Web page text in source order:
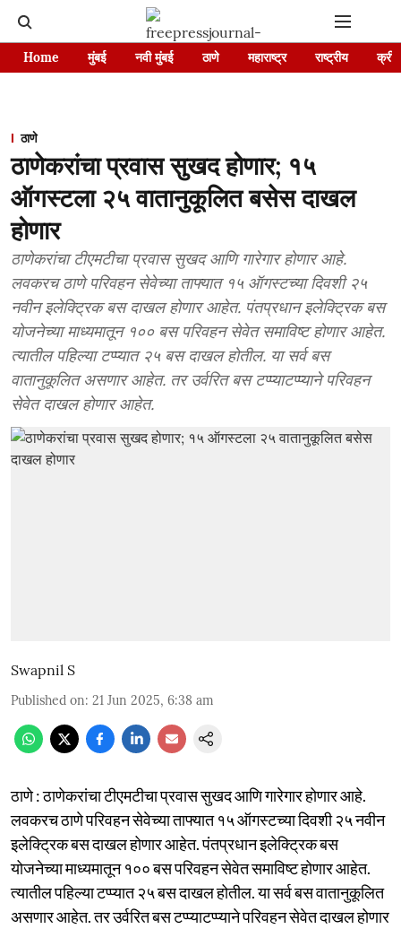
Home मुंबई नवी मुंबई ठाणे महाराष्ट्र राष्ट्रीय
ठाणे
ठाणेकरांचा प्रवास सुखद होणार; १५
ऑगस्टला २५ वातानुकूलित बसेस दाखल
होणार
ठाणेकरांचा टीएमटीचा प्रवास सुखद आणि गारेगार होणार आहे.
लवकरच ठाणे परिवहन सेवेच्या ताफ्यात १५ ऑगस्टच्या दिवशी २५
नवीन इलेक्ट्रिक बस दाखल होणार आहेत. पंतप्रधान इलेक्ट्रिक बस
योजनेच्या माध्यमातून १०० बस परिवहन सेवेत समाविष्ट होणार आहेत.
त्यातील पहिल्या टप्प्यात २५ बस दाखल होतील. या सर्व बस
वातानुकूलित असणार आहेत. तर उर्वरित बस टप्प्याटप्प्याने परिवहन
सेवेत दाखल होणार आहेत.
Swapnil S
Published on: 21 Jun 2025, 6:38 am
ठाणे : ठाणेकरांचा टीएमटीचा प्रवास सुखद आणि गारेगार होणार आहे.
लवकरच ठाणे परिवहन सेवेच्या ताफ्यात १५ ऑगस्टच्या दिवशी २५ नवीन
इलेक्ट्रिक बस दाखल होणार आहेत. पंतप्रधान इलेक्ट्रिक बस
योजनेच्या माध्यमातून १०० बस परिवहन सेवेत समाविष्ट होणार आहेत.
त्यातील पहिल्या टप्प्यात २५ बस दाखल होतील. या सर्व बस वातानुकूलित
असणार आहेत. तर उर्वरित बस टप्प्याटप्प्याने परिवहन सेवेत दाखल होणार